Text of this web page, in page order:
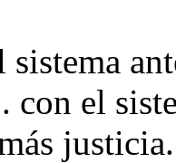
sistema
con el
justicia.